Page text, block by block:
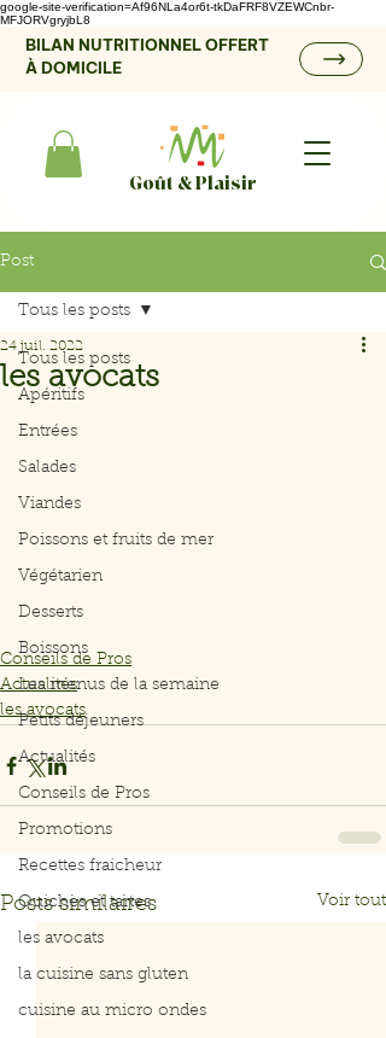
google-site-verification=Af96NLa4or6t-tkDaFRF8VZEWCnbr-
MFJORVgryjbL8
BILAN NUTRITIONNEL OFFERT
À DOMICILE
Goût & Plaisir
Post
Tous les posts
Apéritifs
Entrées
Salades
Viandes
Poissons et fruits de mer
Végétarien
Desserts
Boissons
Les menus de la semaine
Petits déjeuners
Actualités
Conseils de Pros
Promotions
Recettes fraicheur
Quiches et tartes
les avocats
la cuisine sans gluten
cuisine au micro ondes
Tous les posts
les avocats
24 juil. 2022
Conseils de Pros
Actualités
les avocats
Posts similaires Voir tout